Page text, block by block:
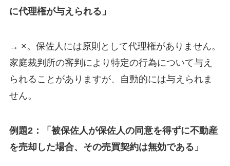
に代理権が与えられる」
→ ×。保佐人には原則として代理権がありません。
家庭裁判所の審判により特定の行為について与え
られることがありますが、自動的には与えられま
せん。
例題2：「被保佐人が保佐人の同意を得ずに不動産
を売却した場合、その売買契約は無効である」